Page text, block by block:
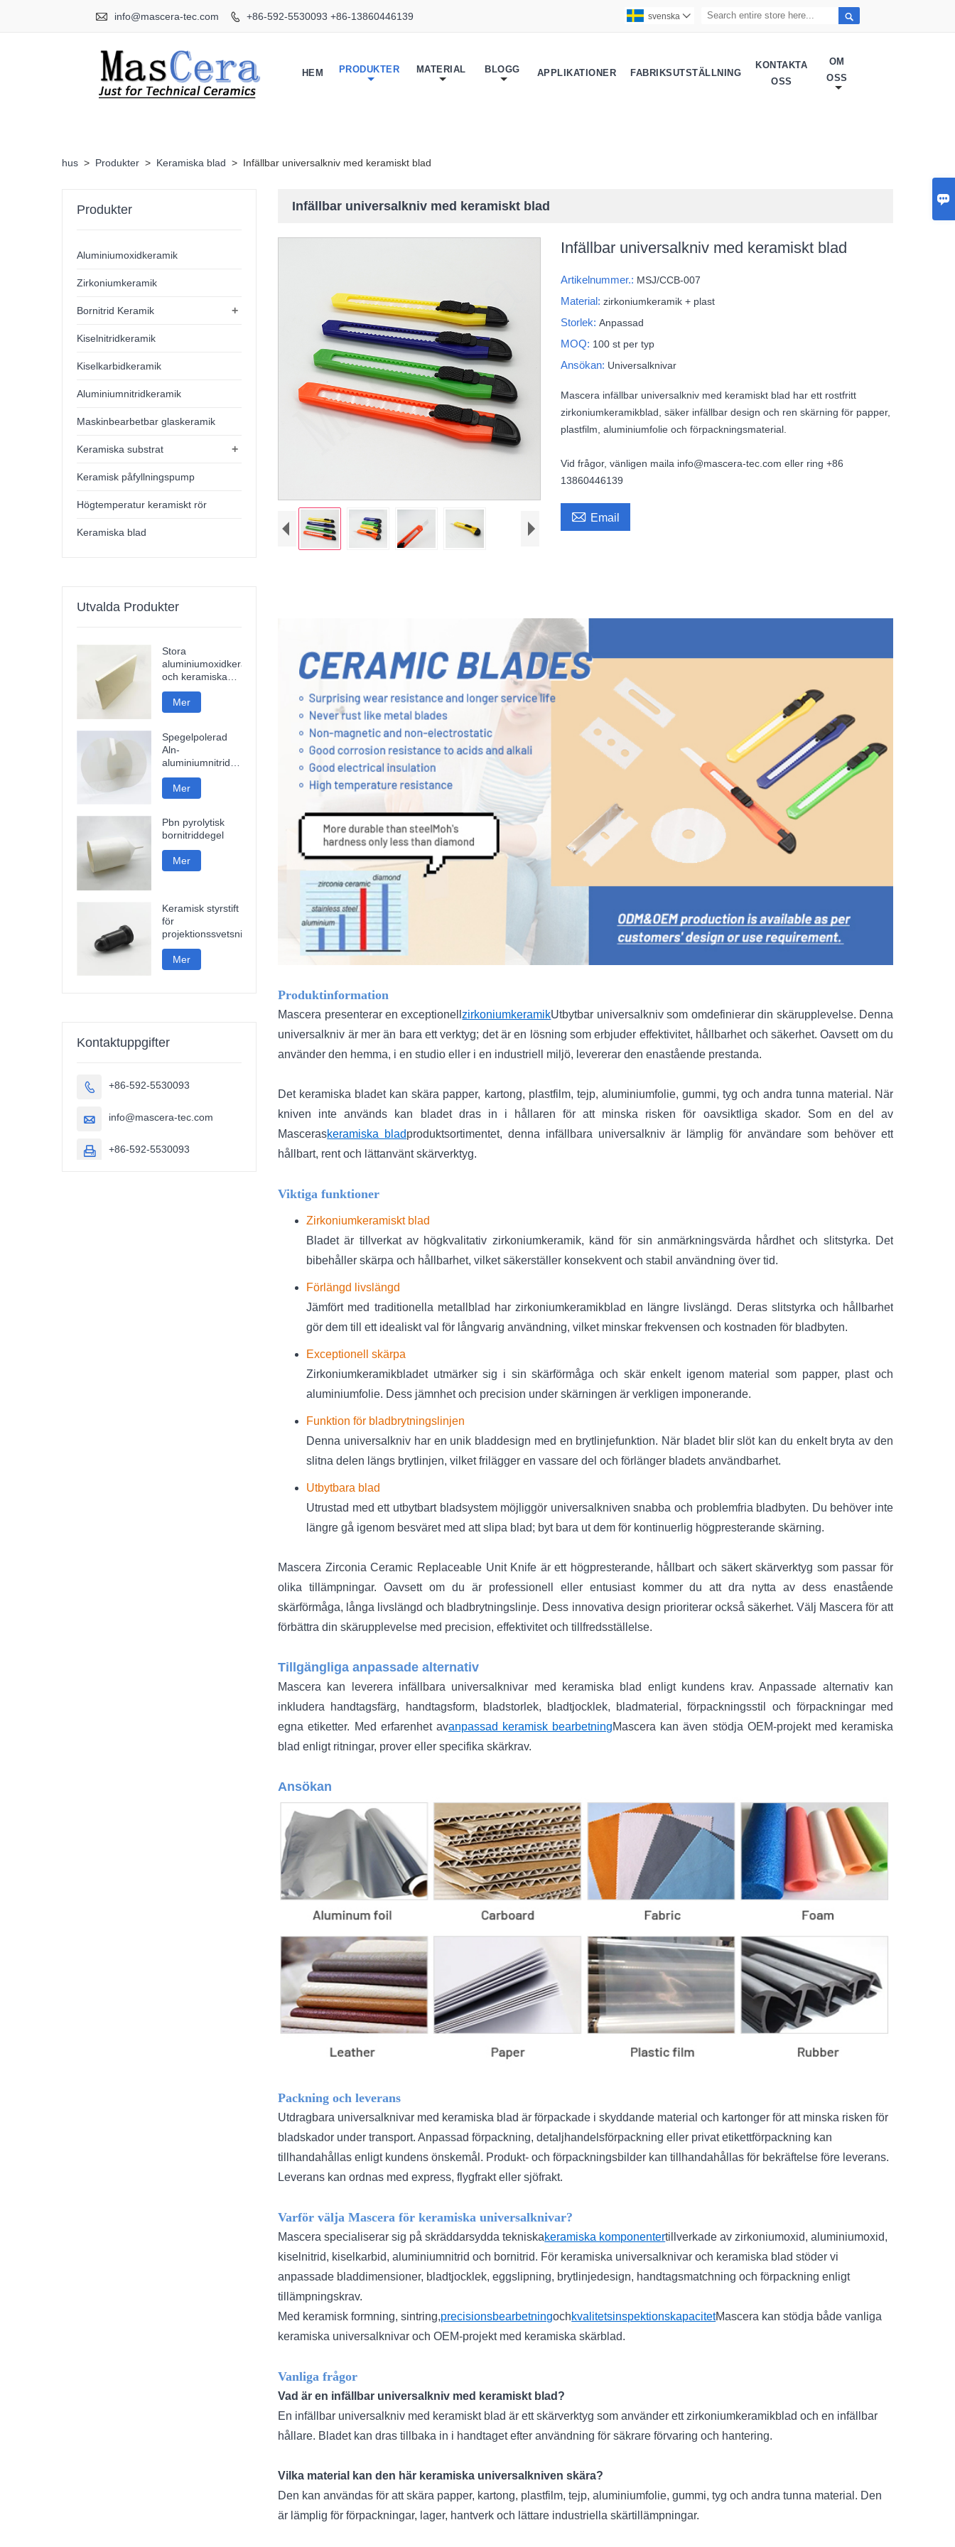

 info@mascera-tec.com  +86-592-5530093 +86-13860446139 
svenska 
HEM PRODUKTER MATERIAL BLOGG APPLIKATIONER FABRIKSUTSTÄLLNING
KONTAKTA
OSS
OM
OSS
hus > Produkter > Keramiska blad > Infällbar universalkniv med keramiskt blad
Infällbar universalkniv med keramiskt blad
Infällbar universalkniv med keramiskt blad
Artikelnummer.: MSJ/CCB-007
Material:zirkoniumkeramik + plast
Storlek:Anpassad
MOQ: 100 st per typ
Ansökan: Universalknivar
Mascera infällbar universalkniv med keramiskt blad har ett rostfritt
zirkoniumkeramikblad, säker infällbar design och ren skärning för papper,
plastfilm, aluminiumfolie och förpackningsmaterial.
Vid frågor, vänligen maila info@mascera-tec.com eller ring +86
13860446139
 Email
Produktinformation
Mascera presenterar en exceptionellzirkoniumkeramikUtbytbar universalkniv som omdefinierar din skärupplevelse. Denna
universalkniv är mer än bara ett verktyg; det är en lösning som erbjuder effektivitet, hållbarhet och säkerhet. Oavsett om du
använder den hemma, i en studio eller i en industriell miljö, levererar den enastående prestanda.
Det keramiska bladet kan skära papper, kartong, plastfilm, tejp, aluminiumfolie, gummi, tyg och andra tunna material. När
kniven inte används kan bladet dras in i hållaren för att minska risken för oavsiktliga skador. Som en del av
Masceraskeramiska bladproduktsortimentet, denna infällbara universalkniv är lämplig för användare som behöver ett
hållbart, rent och lättanvänt skärverktyg.
Viktiga funktioner
Zirkoniumkeramiskt blad
Bladet är tillverkat av högkvalitativ zirkoniumkeramik, känd för sin anmärkningsvärda hårdhet och slitstyrka. Det
bibehåller skärpa och hållbarhet, vilket säkerställer konsekvent och stabil användning över tid.
Förlängd livslängd
Jämfört med traditionella metallblad har zirkoniumkeramikblad en längre livslängd. Deras slitstyrka och hållbarhet
gör dem till ett idealiskt val för långvarig användning, vilket minskar frekvensen och kostnaden för bladbyten.
Exceptionell skärpa
Zirkoniumkeramikbladet utmärker sig i sin skärförmåga och skär enkelt igenom material som papper, plast och
aluminiumfolie. Dess jämnhet och precision under skärningen är verkligen imponerande.
Funktion för bladbrytningslinjen
Denna universalkniv har en unik bladdesign med en brytlinjefunktion. När bladet blir slöt kan du enkelt bryta av den
slitna delen längs brytlinjen, vilket frilägger en vassare del och förlänger bladets användbarhet.
Utbytbara blad
Utrustad med ett utbytbart bladsystem möjliggör universalkniven snabba och problemfria bladbyten. Du behöver inte
längre gå igenom besväret med att slipa blad; byt bara ut dem för kontinuerlig högpresterande skärning.
Mascera Zirconia Ceramic Replaceable Unit Knife är ett högpresterande, hållbart och säkert skärverktyg som passar för
olika tillämpningar. Oavsett om du är professionell eller entusiast kommer du att dra nytta av dess enastående
skärförmåga, långa livslängd och bladbrytningslinje. Dess innovativa design prioriterar också säkerhet. Välj Mascera för att
förbättra din skärupplevelse med precision, effektivitet och tillfredsställelse.
Tillgängliga anpassade alternativ
Mascera kan leverera infällbara universalknivar med keramiska blad enligt kundens krav. Anpassade alternativ kan
inkludera handtagsfärg, handtagsform, bladstorlek, bladtjocklek, bladmaterial, förpackningsstil och förpackningar med
egna etiketter. Med erfarenhet avanpassad keramisk bearbetningMascera kan även stödja OEM-projekt med keramiska
blad enligt ritningar, prover eller specifika skärkrav.
Ansökan
Packning och leverans
Utdragbara universalknivar med keramiska blad är förpackade i skyddande material och kartonger för att minska risken för
bladskador under transport. Anpassad förpackning, detaljhandelsförpackning eller privat etikettförpackning kan
tillhandahållas enligt kundens önskemål. Produkt- och förpackningsbilder kan tillhandahållas för bekräftelse före leverans.
Leverans kan ordnas med express, flygfrakt eller sjöfrakt.
Varför välja Mascera för keramiska universalknivar?
Mascera specialiserar sig på skräddarsydda tekniskakeramiska komponentertillverkade av zirkoniumoxid, aluminiumoxid,
kiselnitrid, kiselkarbid, aluminiumnitrid och bornitrid. För keramiska universalknivar och keramiska blad stöder vi
anpassade bladdimensioner, bladtjocklek, eggslipning, brytlinjedesign, handtagsmatchning och förpackning enligt
tillämpningskrav.
Med keramisk formning, sintring,precisionsbearbetningochkvalitetsinspektionskapacitetMascera kan stödja både vanliga
keramiska universalknivar och OEM-projekt med keramiska skärblad.
Vanliga frågor
Vad är en infällbar universalkniv med keramiskt blad?
En infällbar universalkniv med keramiskt blad är ett skärverktyg som använder ett zirkoniumkeramikblad och en infällbar
hållare. Bladet kan dras tillbaka in i handtaget efter användning för säkrare förvaring och hantering.
Vilka material kan den här keramiska universalkniven skära?
Den kan användas för att skära papper, kartong, plastfilm, tejp, aluminiumfolie, gummi, tyg och andra tunna material. Den
är lämplig för förpackningar, lager, hantverk och lättare industriella skärtillämpningar.
Produkter
Aluminiumoxidkeramik
Zirkoniumkeramik
+
Bornitrid Keramik
Kiselnitridkeramik
Kiselkarbidkeramik
Aluminiumnitridkeramik
Maskinbearbetbar glaskeramik
+
Keramiska substrat
Keramisk påfyllningspump
Högtemperatur keramiskt rör
Keramiska blad
Utvalda Produkter
Stora
aluminiumoxidkeramikplattor
och keramiska
skivor
Mer
Spegelpolerad
Aln-
aluminiumnitridkeramisk
platta
Mer
Pbn pyrolytisk
bornitriddegel
Mer
Keramisk styrstift
för
projektionssvetsning
Mer
Kontaktuppgifter
 +86-592-5530093
 info@mascera-tec.com
 +86-592-5530093